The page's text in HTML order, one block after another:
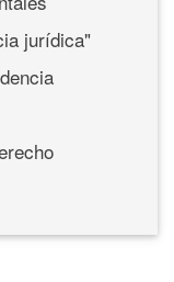
jurídica"